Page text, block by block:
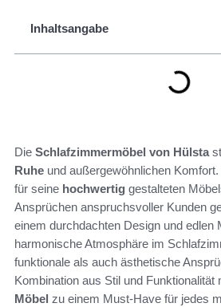
Inhaltsangabe
Die Schlafzimmermöbel von Hülsta
Ruhe und außergewöhnlichen
für seine hochwertig gestalteten
Ansprüchen anspruchsvoller Kunden
einem durchdachten Design und edlen
harmonische Atmosphäre im
funktionale als auch ästhetische
Kombination aus Stil und Funktionalität
Möbel zu einem Must-Have für jedes